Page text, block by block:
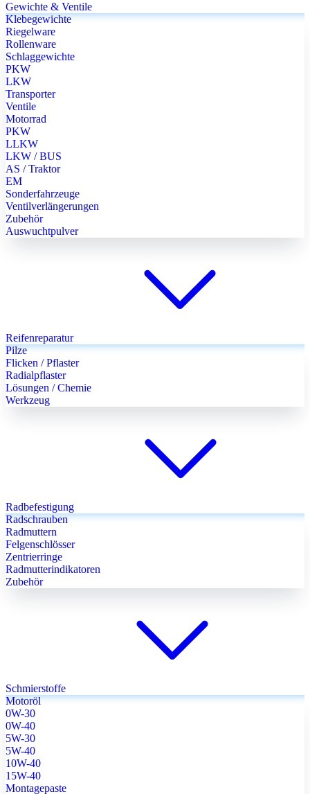
Gewichte & Ventile
Klebegewichte
Riegelware
Rollenware
Schlaggewichte
PKW
LKW
Transporter
Ventile
Motorrad
PKW
LLKW
LKW / BUS
AS / Traktor
EM
Sonderfahrzeuge
Ventilverlängerungen
Zubehör
Auswuchtpulver
Reifenreparatur
Pilze
Flicken / Pflaster
Radialpflaster
Lösungen / Chemie
Werkzeug
Radbefestigung
Radschrauben
Radmuttern
Felgenschlösser
Zentrierringe
Radmutterindikatoren
Zubehör
Schmierstoffe
Motoröl
0W-30
0W-40
5W-30
5W-40
10W-40
15W-40
Montagepaste